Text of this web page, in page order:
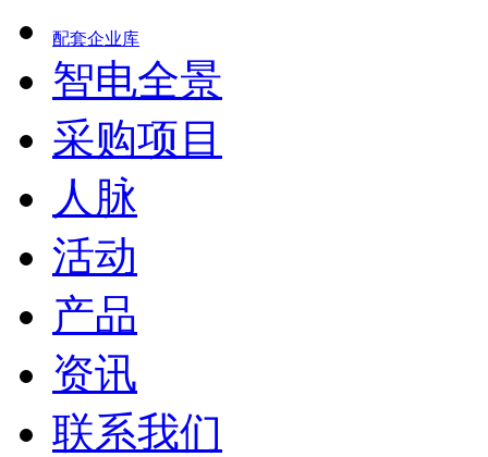
配套企业库
智电全景
采购项目
人脉
活动
产品
资讯
联系我们